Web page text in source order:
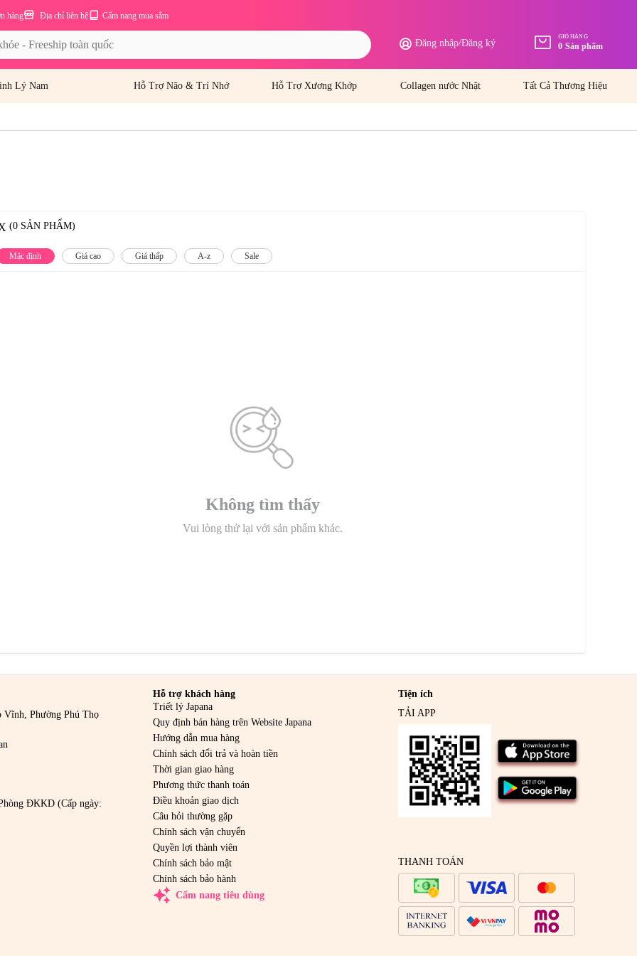
Cẩm nang mua sắm
Địa chỉ liên hệ
hàng
Đăng nhập/Đăng ký
GIỎ HÀNG
0 Sản phẩm
Lý Nam Hỗ Trợ Não & Trí Nhớ Hỗ Trợ Xương Khớp Collagen nước Nhật Tất Cả Thương Hiệu
(0 SẢN PHẨM)
Mặc định Giá cao Giá thấp A-z Sale
Không tìm thấy
Vui lòng thử lại với sản phẩm khác.
Vĩnh, Phường Phú Thọ
ĐKKD (Cấp ngày:
Hỗ trợ khách hàng
Triết lý Japana
Quy định bán hàng trên Website Japana
Hướng dẫn mua hàng
Chính sách đổi trả và hoàn tiền
Thời gian giao hàng
Phương thức thanh toán
Điều khoản giao dịch
Câu hỏi thường gặp
Chính sách vận chuyển
Quyền lợi thành viên
Chính sách bảo mật
Chính sách bảo hành
auto_awesome Cẩm nang tiêu dùng
Tiện ích
TẢI APP
THANH TOÁN